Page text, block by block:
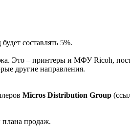
составлять 5%.
Это – принтеры и МФУ Ricoh,
другие направления.
Micros Distribution Group
плана продаж.